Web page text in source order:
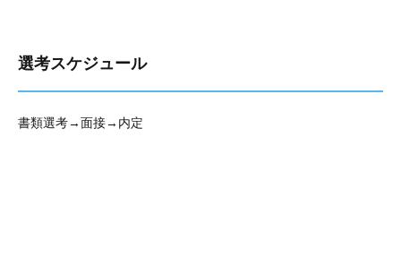
選考スケジュール
書類選考→面接→内定